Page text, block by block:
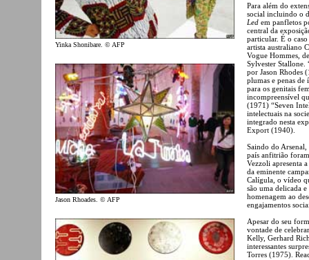
Yinka Shonibare. © AFP
Jason Rhoades. © AFP
Para além do
social incluindo o
Led em panfletos
central da
particular. É o
artista australiano
Vogue Hommes,
Sylvester Stallone.
por Jason Rhodes
plumas e penas
para os genitais
incompreensível
(1971) “Seven
intelectuais na
integrado nesta
Export (1940).
Saindo do
país anfitrião
Vezzoli apresenta
da eminente
Calígula, o vídeo
são uma delicada
homenagem ao
engajamentos
Apesar do seu
vontade de
Kelly, Gerhard
interessantes
Torres (1975).